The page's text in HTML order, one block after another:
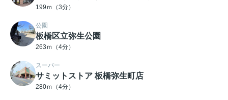
199ｍ（3分）
公園
板橋区立弥生公園
263ｍ（4分）
スーパー
サミットストア 板橋弥生町店
280ｍ（4分）